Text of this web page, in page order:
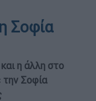
Σοφία
η άλλη στο
Σοφία